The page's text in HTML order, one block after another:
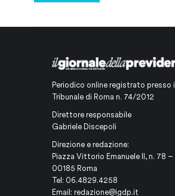
Periodico online registrato presso il
Tribunale di Roma n. 74/2012
Direttore responsabile
Gabriele Discepoli
Direzione e redazione:
Piazza Vittorio Emanuele II, n. 78 –
00185 Roma
Tel: 06.4829.4258
Email: redazione@igdp.it